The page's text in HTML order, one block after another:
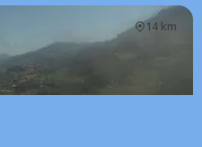
14 km